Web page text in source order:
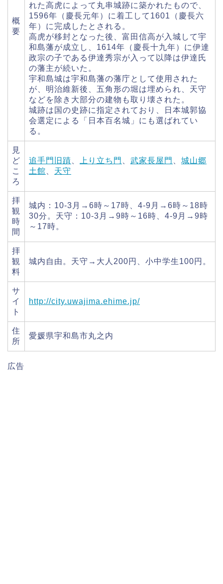
概
要
れた高虎によって丸串城跡に築かれたもので、
1596年（慶長元年）に着工して1601（慶長六
年）に完成したとされる。
高虎が移封となった後、富田信高が入城して宇
和島藩が成立し、1614年（慶長十九年）に伊達
政宗の子である伊達秀宗が入って以降は伊達氏
の藩主が続いた。
宇和島城は宇和島藩の藩庁として使用された
が、明治維新後、五角形の堀は埋められ、天守
などを除き大部分の建物も取り壊された。
城跡は国の史跡に指定されており、日本城郭協
会選定による「日本百名城」にも選ばれてい
る。
見
ど
こ
ろ
追手門旧蹟 上り立ち門 武家長屋門
城山郷
土館
天守
拝
観
時
間
城内：10-3月→6時～17時、4-9月→6時～18時
30分。天守：10-3月→9時～16時、4-9月→9時
～17時。
拝
観
料
城内自由。天守→大人200円、小中学生100円。
サ
イ
ト
http://city.uwajima.ehime.jp/
住
所
愛媛県宇和島市丸之内
広告